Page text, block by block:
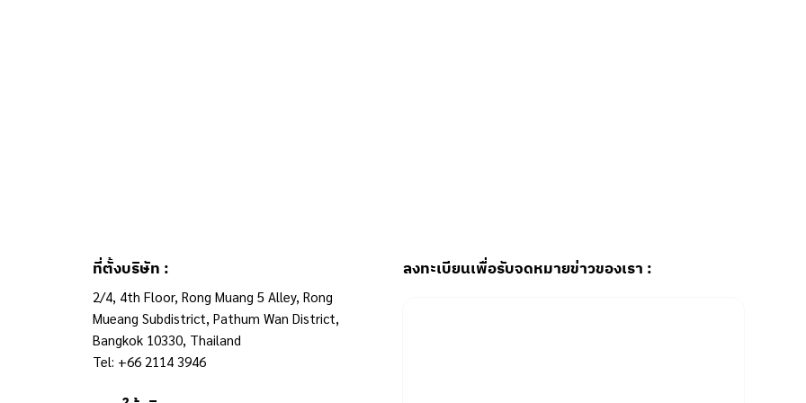
ที่ตั้งบริษัท :
2/4, 4th Floor, Rong Muang 5 Alley, Rong
Mueang Subdistrict, Pathum Wan District,
Bangkok 10330, Thailand
Tel: +66 2114 3946
ลงทะเบียนเพื่อรับจดหมายข่าวของเรา :